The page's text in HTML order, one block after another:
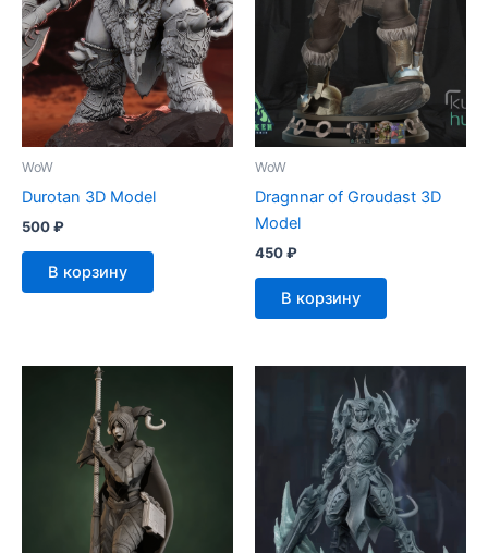
WoW
Durotan 3D Model
500₽
В корзину
WoW
Dragnnar of Groudast 3D
Model
450₽
В корзину